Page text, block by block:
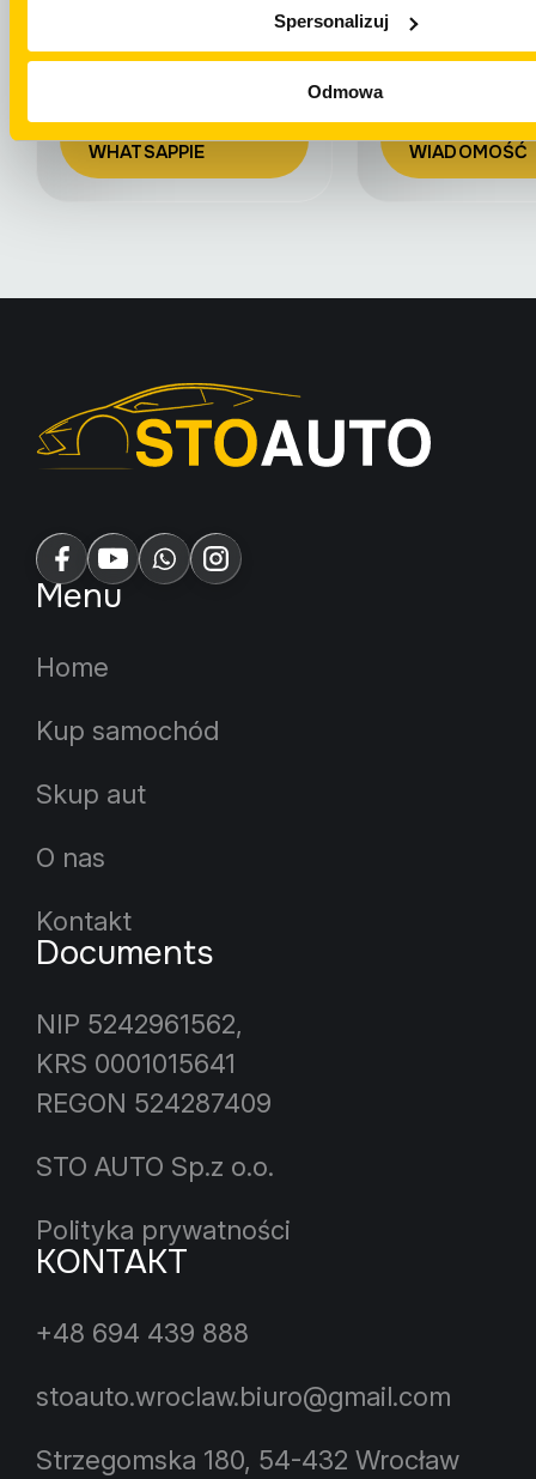
Spersonalizuj
Odmowa
NAPISZ NA
WHATSAPPIE
Email
WYŚLIJ
WIADOMOŚĆ
Menu
Home
Kup samochód
Skup aut
O nas
Kontakt
Documents
NIP 5242961562,
KRS 0001015641
REGON 524287409
STO AUTO Sp.z o.o.
Polityka prywatności
KONTAKT
+48 694 439 888
stoauto.wroclaw.biuro@gmail.com
Strzegomska 180, 54-432 Wrocław